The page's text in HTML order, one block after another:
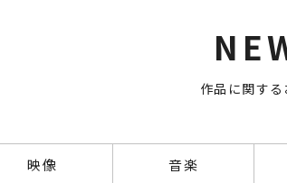
作品に関す
映像 音楽